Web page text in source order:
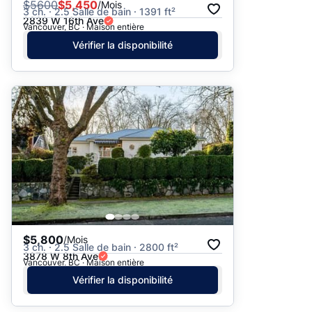
$5600$5,450/Mois
3 ch. · 2.5 Salle de bain · 1391 ft²
2839 W 16th Ave
Vancouver, BC · Maison entière
Vérifier la disponibilité
$5,800/Mois
3 ch. · 2.5 Salle de bain · 2800 ft²
3878 W 8th Ave
Vancouver, BC · Maison entière
Vérifier la disponibilité